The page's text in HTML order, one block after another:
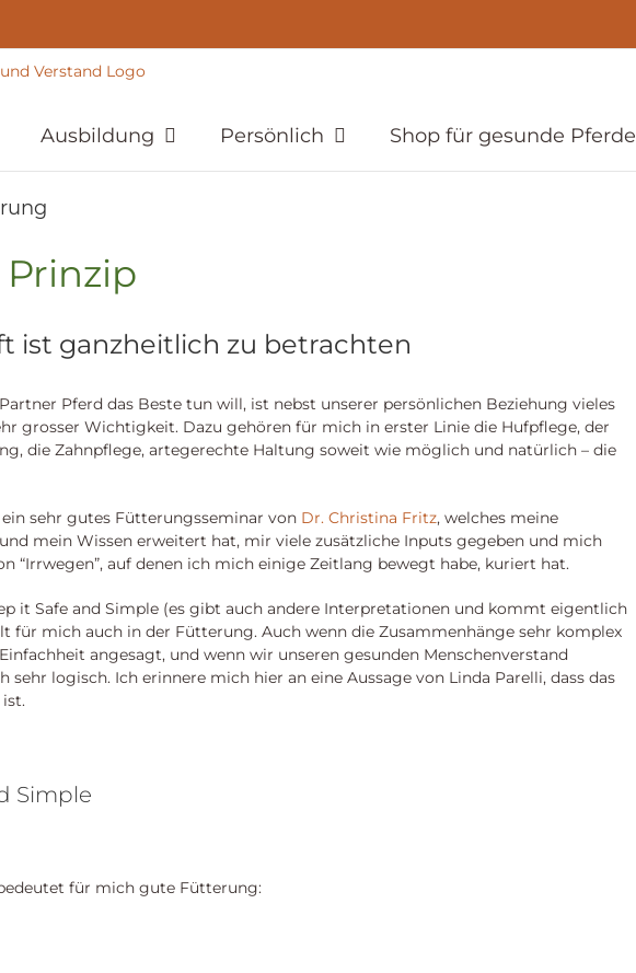
Ausbildung Persönlich Shop für gesunde Pferde
Prinzip
ist ganzheitlich zu betrachten
Pferd das Beste tun will, ist nebst unserer persönlichen Beziehung vieles
grosser Wichtigkeit. Dazu gehören für mich in erster Linie die Hufpflege, der
die Zahnpflege, artegerechte Haltung soweit wie möglich und natürlich – die
sehr gutes Fütterungsseminar von Dr. Christina Fritz, welches meine
mein Wissen erweitert hat, mir viele zusätzliche Inputs gegeben und mich
“Irrwegen”, auf denen ich mich einige Zeitlang bewegt habe, kuriert hat.
it Safe and Simple (es gibt auch andere Interpretationen und kommt eigentlich
für mich auch in der Fütterung. Auch wenn die Zusammenhänge sehr komplex
angesagt, und wenn wir unseren gesunden Menschenverstand
sehr logisch. Ich erinnere mich hier an eine Aussage von Linda Parelli, dass das
Simple
für mich gute Fütterung: